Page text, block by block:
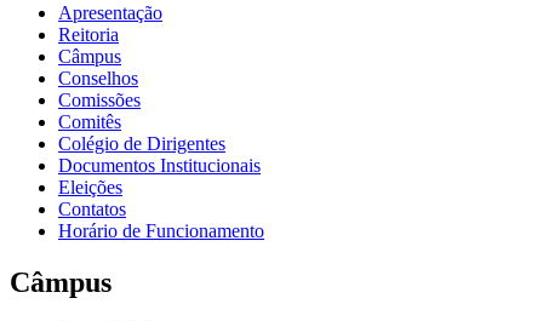
Apresentação
Reitoria
Câmpus
Conselhos
Comissões
Comitês
Colégio de Dirigentes
Documentos Institucionais
Eleições
Contatos
Horário de Funcionamento
Câmpus